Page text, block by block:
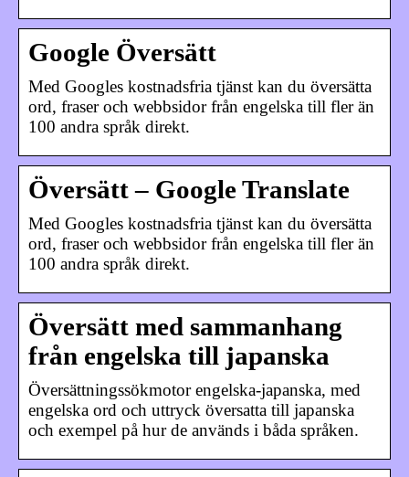
Google Översätt
Med Googles kostnadsfria tjänst kan du översätta
ord, fraser och webbsidor från engelska till fler än
100 andra språk direkt.
Översätt – Google Translate
Med Googles kostnadsfria tjänst kan du översätta
ord, fraser och webbsidor från engelska till fler än
100 andra språk direkt.
Översätt med sammanhang
från engelska till japanska
Översättningssökmotor engelska-japanska, med
engelska ord och uttryck översatta till japanska
och exempel på hur de används i båda språken.